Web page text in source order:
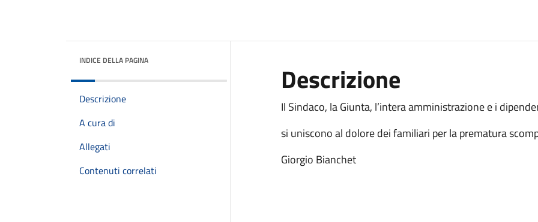
INDICE DELLA PAGINA
Descrizione
A cura di
Allegati
Contenuti correlati
Descrizione
Il Sindaco, la Giunta, l’intera amministrazione e i
si uniscono al dolore dei familiari per la prematura
Giorgio Bianchet